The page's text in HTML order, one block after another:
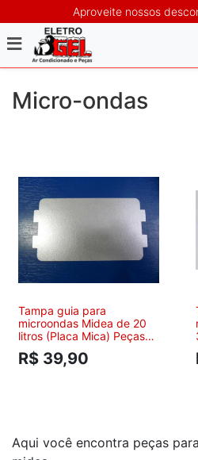
Aproveite nossos
Micro-ondas
Tampa guia para
microondas Midea de 20
litros (Placa Mica) Peças
Originais Midea -
12570000001032
R$ 39,90
Aqui você encontra peças